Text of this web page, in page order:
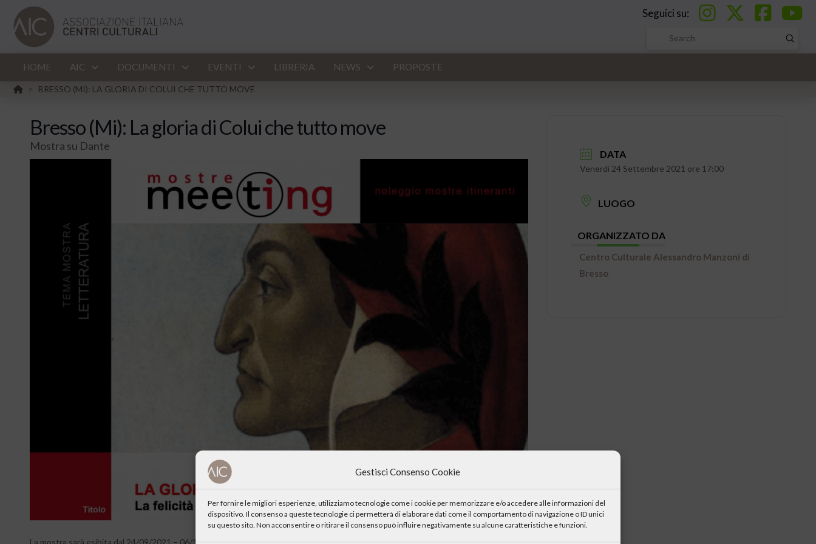
Gestisci Consenso Cookie
Per fornire le migliori esperienze, utilizziamo tecnologie come i cookie per memorizzare e/o accedere alle informazioni del
dispositivo. Il consenso a queste tecnologie ci permetterà di elaborare dati come il comportamento di navigazione o ID unici
su questo sito. Non acconsentire o ritirare il consenso può influire negativamente su alcune caratteristiche e funzioni.
Seguici su:
Search
Submit
HOME AIC DOCUMENTI EVENTI LIBRERIA NEWS PROPOSTE
HOME
> BRESSO (MI): LA GLORIA DI COLUI CHE TUTTO MOVE
Bresso (Mi): La gloria di Colui che tutto move
Mostra su Dante
La mostra sarà esibita dal 24/09/2021 – 06/10/2021
DATA
Venerdì 24 Settembre 2021 ore 17:00
LUOGO
ORGANIZZATO DA
Centro Culturale Alessandro Manzoni di
Bresso